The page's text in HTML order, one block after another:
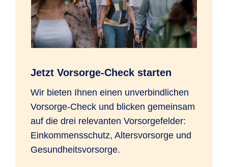
Jetzt Vorsorge-Check starten
Wir bieten Ihnen einen unverbindlichen
Vorsorge-Check und blicken gemeinsam
auf die drei relevanten Vorsorgefelder:
Einkommensschutz, Altersvorsorge und
Gesundheitsvorsorge.